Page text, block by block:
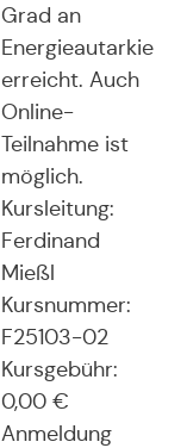
Grad an
Energieautarkie
erreicht. Auch
Online-
Teilnahme ist
möglich.
Kursleitung:
Ferdinand
Mießl
Kursnummer:
F25103-02
Kursgebühr:
0,00 €
Anmeldung